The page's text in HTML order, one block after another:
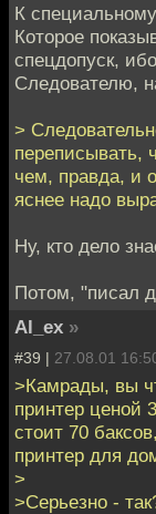
К
Которое
спецдопуск,
Следователю,
>
переписывать,
чем, правда, и
яснее надо
Ну, кто дело
Потом, "писал
Al_ex »
#39 | 27.08.01
>Камрады, вы
принтер ценой
стоит 70
принтер для
>
>Серьезно -